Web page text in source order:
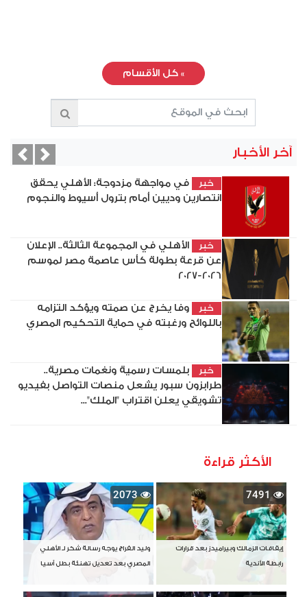
» كل الأقسام
آخر الأخبار
خبر
في مواجهة مزدوجة: الأهلي يحقق
انتصارين وديين أمام بترول أسيوط والنجوم
خبر
الأهلي في المجموعة الثالثة.. الإعلان
عن قرعة بطولة كأس عاصمة مصر لموسم
2026-2027
خبر
وفا يخرج عن صمته ويؤكد التزامه
باللوائح ورغبته في حماية التحكيم المصري
خبر
بلمسات رسمية ونغمات مصرية..
طرابزون سبور يشعل منصات التواصل بفيديو
تشويقي يعلن اقتراب "الملك"...
Next
الأكثر قراءة
7491
إيقافات الزمالك وبيراميدز بعد قرارات
رابطة الأندية
2073
وليد الفراج يوجه رسالة شكر لـ الأهلي
المصري بعد تعديل تهنئة بطل آسيا